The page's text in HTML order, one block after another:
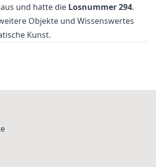
und hatte die Losnummer 294.
Objekte und Wissenswertes
Kunst.